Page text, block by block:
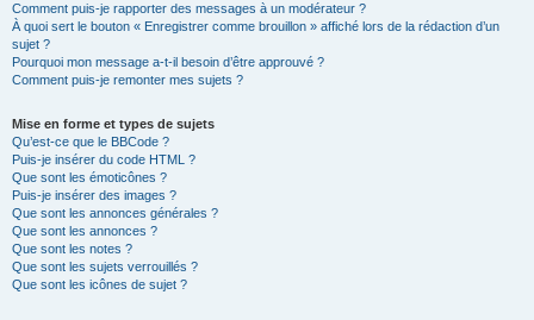
Comment puis-je rapporter des messages à un modérateur ?
À quoi sert le bouton « Enregistrer comme brouillon » affiché lors de la rédaction d’un
sujet ?
Pourquoi mon message a-t-il besoin d’être approuvé ?
Comment puis-je remonter mes sujets ?
Mise en forme et types de sujets
Qu’est-ce que le BBCode ?
Puis-je insérer du code HTML ?
Que sont les émoticônes ?
Puis-je insérer des images ?
Que sont les annonces générales ?
Que sont les annonces ?
Que sont les notes ?
Que sont les sujets verrouillés ?
Que sont les icônes de sujet ?